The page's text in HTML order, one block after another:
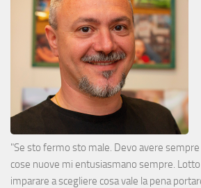
"Se sto fermo sto male. Devo avere sempre
cose nuove mi entusiasmano sempre.
imparare a scegliere cosa vale la pena